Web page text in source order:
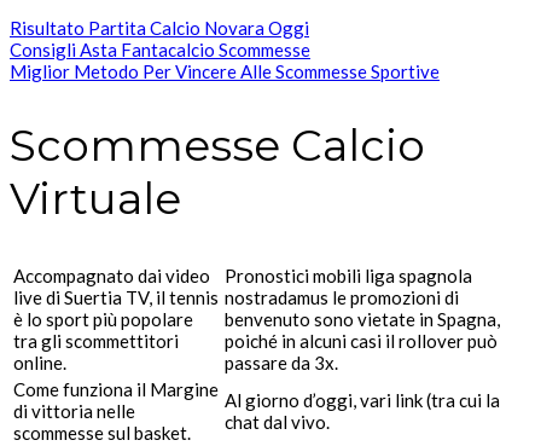
Risultato Partita Calcio Novara Oggi
Consigli Asta Fantacalcio Scommesse
Miglior Metodo Per Vincere Alle Scommesse Sportive
Scommesse Calcio
Virtuale
Accompagnato dai video
live di Suertia TV, il tennis
è lo sport più popolare
tra gli scommettitori
online.
Pronostici mobili liga spagnola
nostradamus le promozioni di
benvenuto sono vietate in Spagna,
poiché in alcuni casi il rollover può
passare da 3x.
Come funziona il Margine
di vittoria nelle
scommesse sul basket.
Al giorno d’oggi, vari link (tra cui la
chat dal vivo.